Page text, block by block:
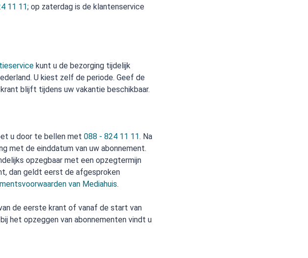
11 11; op zaterdag is de klantenservice
kunt u de bezorging tijdelijk
U kiest zelf de periode. Geef de
blijft tijdens uw vakantie beschikbaar.
u door te bellen met088 - 824 11 11. Na
met de einddatum van uw abonnement.
opzegbaar met een opzegtermijn
dan geldt eerst de afgesproken
van Mediahuis.
de eerste krant of vanaf de start van
het opzeggen van abonnementen vindt u